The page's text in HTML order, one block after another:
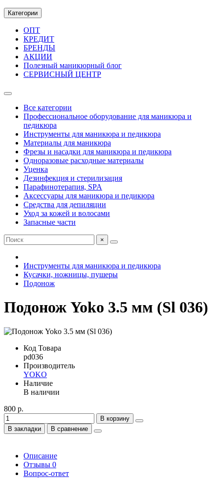
Категории
ОПТ
КРЕДИТ
БРЕНДЫ
АКЦИИ
Полезный маникюрный блог
СЕРВИСНЫЙ ЦЕНТР
Все категории
Профессиональное оборудование для маникюра и
педикюра
Инструменты для маникюра и педикюра
Материалы для маникюра
Фрезы и насадки для маникюра и педикюра
Одноразовые расходные материалы
Уценка
Дезинфекция и стерилизация
Парафинотерапия, SPA
Аксессуары для маникюра и педикюра
Средства для депиляции
Уход за кожей и волосами
Запасные части
×
Инструменты для маникюра и педикюра
Кусачки, ножницы, пушеры
Подонож
Подонож Yoko 3.5 мм (Sl 036)
Код Товара
pd036
Производитель
YOKO
Наличие
В наличии
800 р.
В корзину
В закладки
В сравнение
Описание
Отзывы 0
Вопрос-ответ